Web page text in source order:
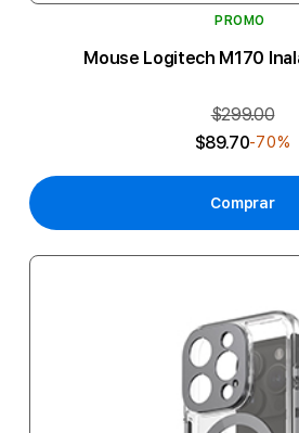
PROMO
Mouse Logitech M170
$299.00
$89.70-70%
Comprar